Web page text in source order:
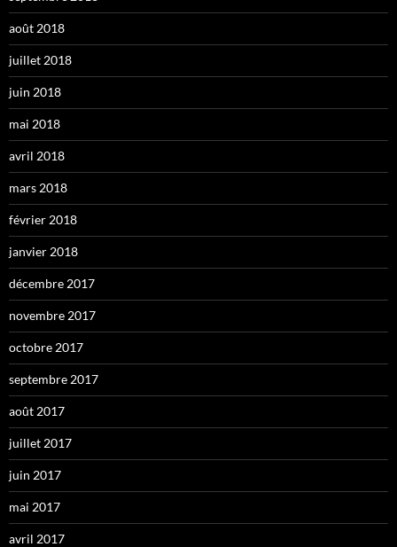
août 2018
juillet 2018
juin 2018
mai 2018
avril 2018
mars 2018
février 2018
janvier 2018
décembre 2017
novembre 2017
octobre 2017
septembre 2017
août 2017
juillet 2017
juin 2017
mai 2017
avril 2017